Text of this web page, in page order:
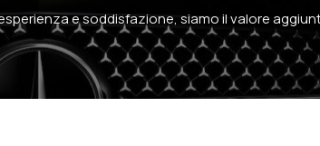
e soddisfazione, siamo il valore